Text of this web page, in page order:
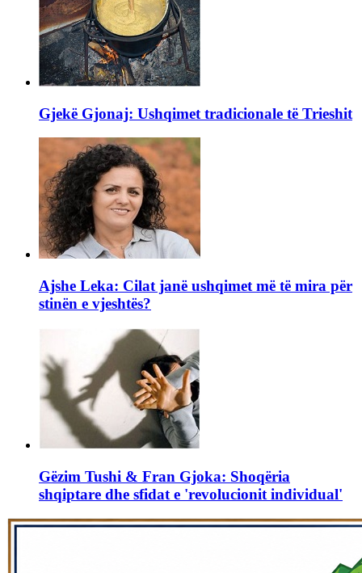
Gjekë Gjonaj: Ushqimet tradicionale të Trieshit
Ajshe Leka: Cilat janë ushqimet më të mira për
stinën e vjeshtës?
Gëzim Tushi & Fran Gjoka: Shoqëria
shqiptare dhe sfidat e 'revolucionit individual'